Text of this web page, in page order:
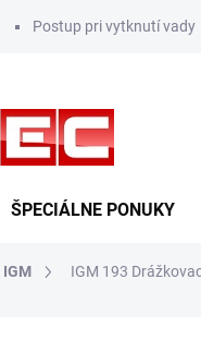
Postup pri vytknutí vady
ŠPECIÁLNE PONUKY
IGM IGM 193